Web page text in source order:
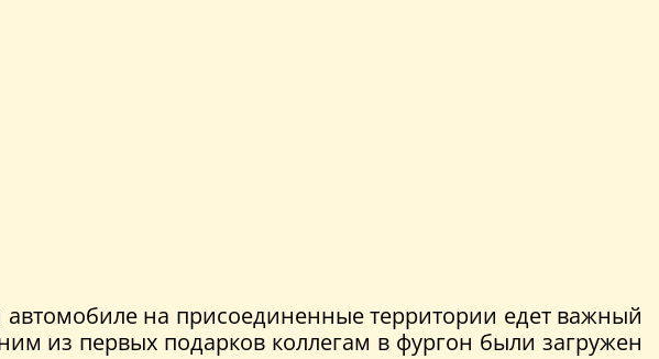
автомобиле на присоединенные территории едет важный
из первых подарков коллегам в фургон были загружен